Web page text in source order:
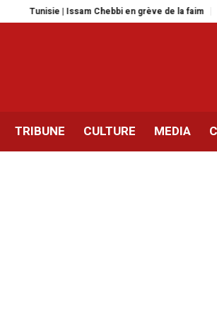
Tunisie | Issam Chebbi en grève de la faim Sonia
TRIBUNE CULTURE MEDIA